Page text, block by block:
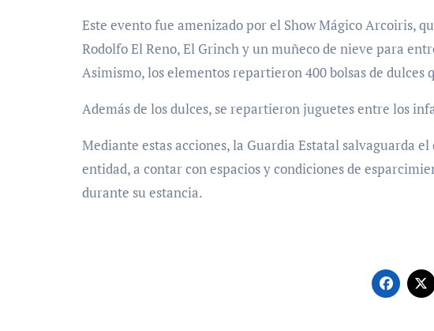
Este evento fue amenizado por el Show Mágico Arcoiris,
Rodolfo El Reno, El Grinch y un muñeco de nieve para
Asimismo, los elementos repartieron 400 bolsas de
Además de los dulces, se repartieron juguetes entre los
Mediante estas acciones, la Guardia Estatal salvaguarda
entidad, a contar con espacios y condiciones de
durante su estancia.